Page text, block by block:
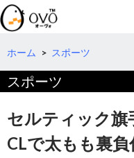
検
索
コ
テ
へ
ホーム > スポーツ
スポーツ
セルティック旗
CLで太もも裏負